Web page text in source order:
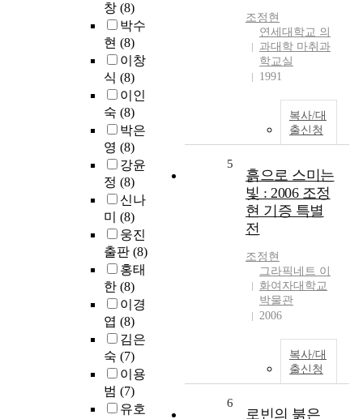
창 (8)
박수
현 (8)
이창
식 (8)
이인
숙 (8)
박은
영 (8)
강윤
정 (8)
신나
미 (8)
웅진
출판 (8)
홍태
한 (8)
이경
엽 (8)
김은
숙 (7)
이용
범 (7)
유호
조정현
연세대학교 의
과대학 마취과
학교실
1991
복사/대
출신청
5
흙으로 스미는
빛 : 2006 조정
현 기증 특별
전
조정현
그라픽네트 이
화여자대학교
박물관
2006
복사/대
출신청
6
로빈의 붉은